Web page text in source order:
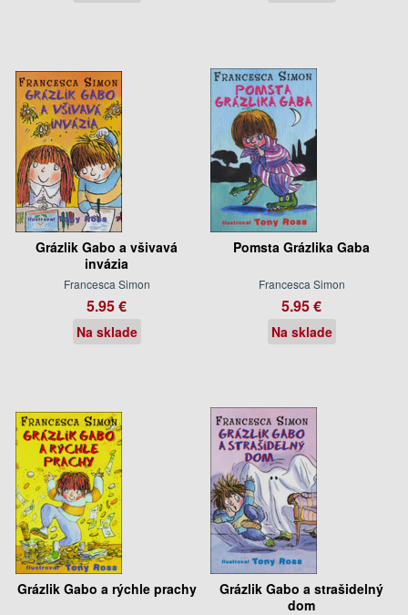
Grázlik Gabo a všivavá
invázia
Francesca Simon
5.95 €
Na sklade
Pomsta Grázlika Gaba
Francesca Simon
5.95 €
Na sklade
Grázlik Gabo a rýchle prachy
Grázlik Gabo a strašidelný
dom